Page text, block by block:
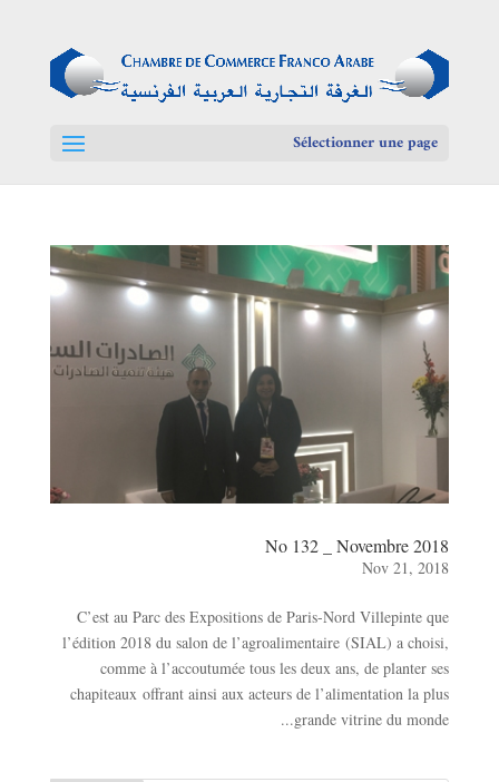
Sélectionner une page
No 132 _ Novembre 2018
Nov 21, 2018
C’est au Parc des Expositions de Paris-Nord Villepinte que
l’édition 2018 du salon de l’agroalimentaire (SIAL) a choisi,
comme à l’accoutumée tous les deux ans, de planter ses
chapiteaux offrant ainsi aux acteurs de l’alimentation la plus
grande vitrine du monde...